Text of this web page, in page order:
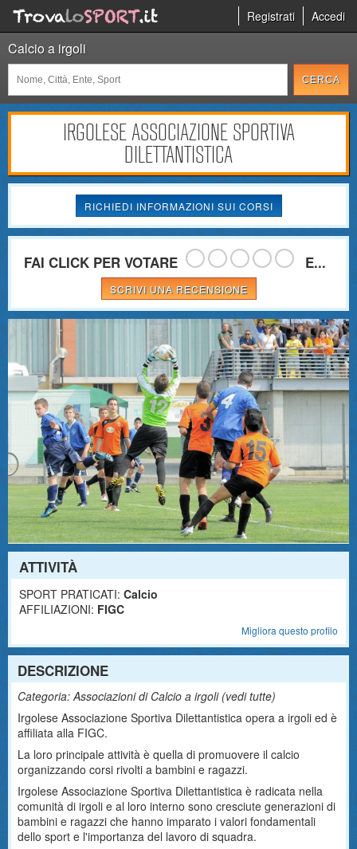
Registrati Accedi
Calcio a irgoli
IRGOLESE ASSOCIAZIONE SPORTIVA
DILETTANTISTICA
RICHIEDI INFORMAZIONI SUI CORSI
FAI CLICK PER VOTARE E...
SCRIVI UNA RECENSIONE
ATTIVITÀ
SPORT PRATICATI: Calcio
AFFILIAZIONI: FIGC
Migliora questo profilo
DESCRIZIONE
Categoria: Associazioni di Calcio a irgoli (vedi tutte)
Irgolese Associazione Sportiva Dilettantistica opera a irgoli ed è
affiliata alla FIGC.
La loro principale attività è quella di promuovere il calcio
organizzando corsi rivolti a bambini e ragazzi.
Irgolese Associazione Sportiva Dilettantistica è radicata nella
comunità di irgoli e al loro interno sono cresciute generazioni di
bambini e ragazzi che hanno imparato i valori fondamentali
dello sport e l'importanza del lavoro di squadra.